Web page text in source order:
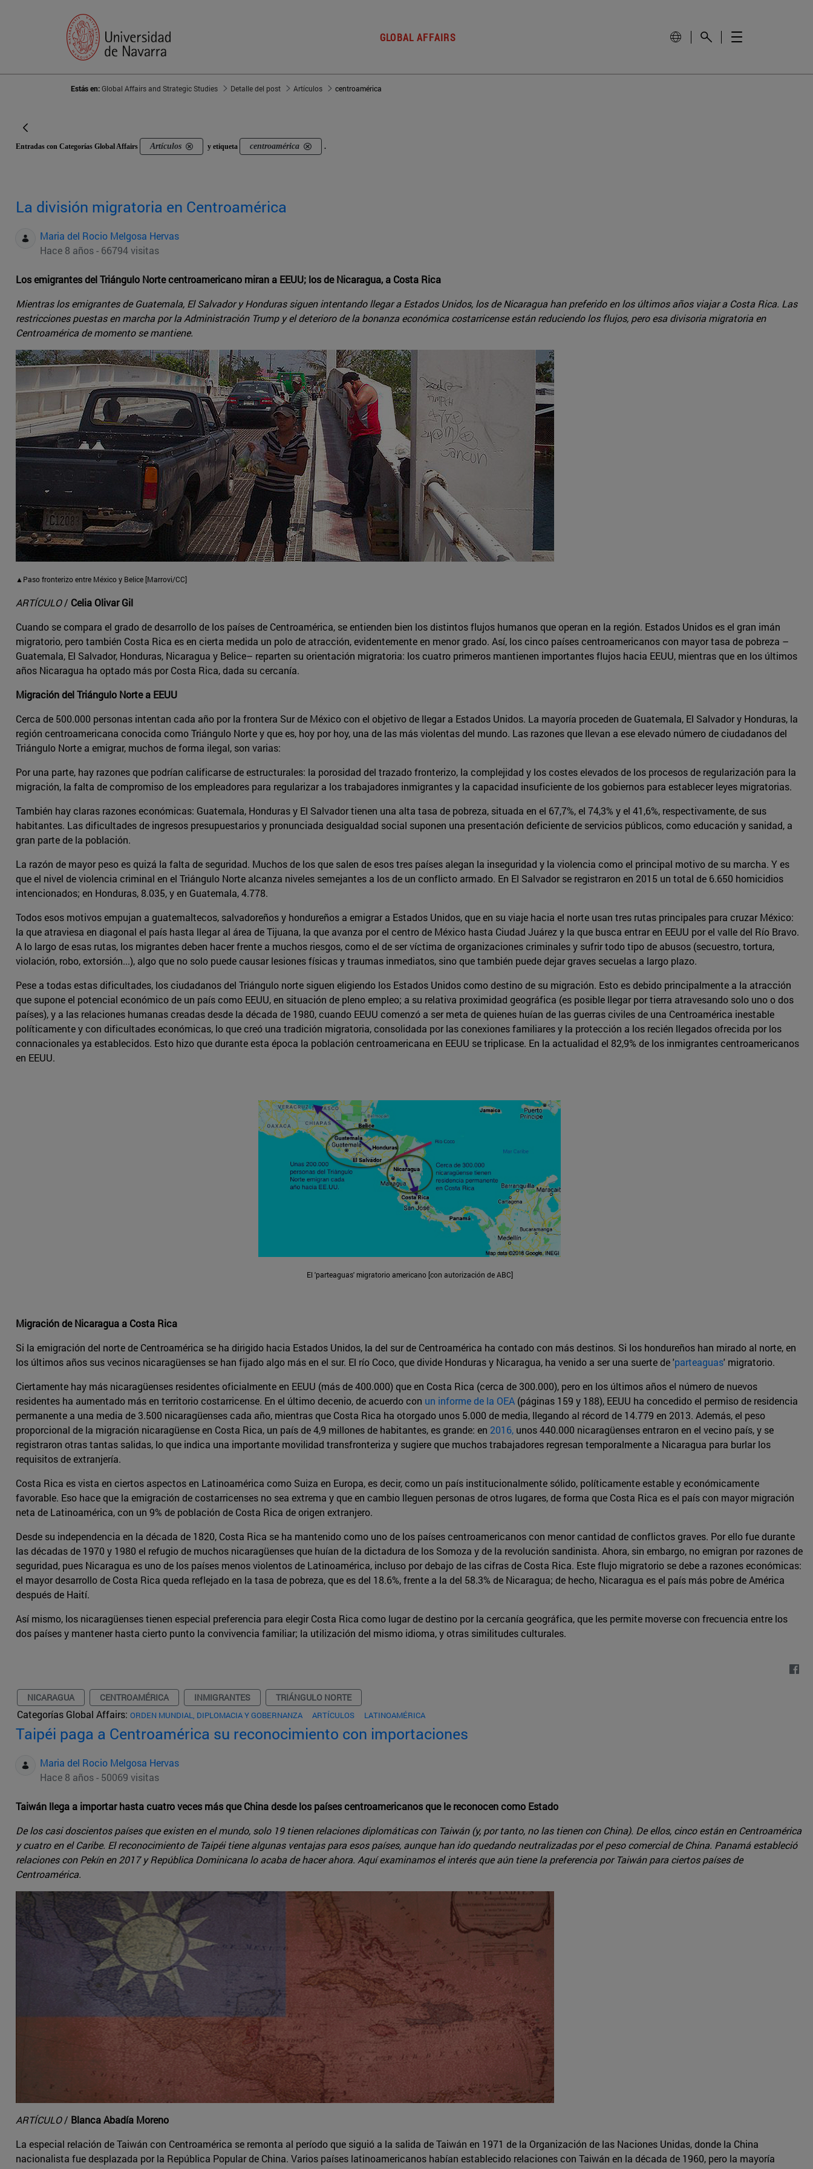
GLOBAL AFFAIRS
Estás en:Global Affairs and Strategic Studies Detalle del post Artículos centroamérica
Entradas con Categorías Global Affairs Artículos y etiqueta centroamérica .
La división migratoria en Centroamérica
Maria del Rocio Melgosa Hervas
Hace 8 años - 66794 visitas
Los emigrantes del Triángulo Norte centroamericano miran a EEUU; los de Nicaragua, a Costa Rica
Mientras los emigrantes de Guatemala, El Salvador y Honduras siguen intentando llegar a Estados Unidos, los de Nicaragua han preferido en los últimos años viajar a Costa Rica. Las
restricciones puestas en marcha por la Administración Trump y el deterioro de la bonanza económica costarricense están reduciendo los flujos, pero esa divisoria migratoria en
Centroamérica de momento se mantiene.
▲Paso fronterizo entre México y Belice [Marrovi/CC]
ARTÍCULO/ Celia Olivar Gil
Cuando se compara el grado de desarrollo de los países de Centroamérica, se entienden bien los distintos flujos humanos que operan en la región. Estados Unidos es el gran imán
migratorio, pero también Costa Rica es en cierta medida un polo de atracción, evidentemente en menor grado. Así, los cinco países centroamericanos con mayor tasa de pobreza ­–
Guatemala, El Salvador, Honduras, Nicaragua y Belice– reparten su orientación migratoria: los cuatro primeros mantienen importantes flujos hacia EEUU, mientras que en los últimos
años Nicaragua ha optado más por Costa Rica, dada su cercanía.
Migración del Triángulo Norte a EEUU
Cerca de 500.000 personas intentan cada año por la frontera Sur de México con el objetivo de llegar a Estados Unidos. La mayoría proceden de Guatemala, El Salvador y Honduras, la
región centroamericana conocida como Triángulo Norte y que es, hoy por hoy, una de las más violentas del mundo. Las razones que llevan a ese elevado número de ciudadanos del
Triángulo Norte a emigrar, muchos de forma ilegal, son varias:
Por una parte, hay razones que podrían calificarse de estructurales: la porosidad del trazado fronterizo, la complejidad y los costes elevados de los procesos de regularización para la
migración, la falta de compromiso de los empleadores para regularizar a los trabajadores inmigrantes y la capacidad insuficiente de los gobiernos para establecer leyes migratorias.
También hay claras razones económicas: Guatemala, Honduras y El Salvador tienen una alta tasa de pobreza, situada en el 67,7%, el 74,3% y el 41,6%, respectivamente, de sus
habitantes. Las dificultades de ingresos presupuestarios y pronunciada desigualdad social suponen una presentación deficiente de servicios públicos, como educación y sanidad, a
gran parte de la población.
La razón de mayor peso es quizá la falta de seguridad. Muchos de los que salen de esos tres países alegan la inseguridad y la violencia como el principal motivo de su marcha. Y es
que el nivel de violencia criminal en el Triángulo Norte alcanza niveles semejantes a los de un conflicto armado. En El Salvador se registraron en 2015 un total de 6.650 homicidios
intencionados; en Honduras, 8.035, y en Guatemala, 4.778.
Todos esos motivos empujan a guatemaltecos, salvadoreños y hondureños a emigrar a Estados Unidos, que en su viaje hacia el norte usan tres rutas principales para cruzar México:
la que atraviesa en diagonal el país hasta llegar al área de Tijuana, la que avanza por el centro de México hasta Ciudad Juárez y la que busca entrar en EEUU por el valle del Río Bravo.
A lo largo de esas rutas, los migrantes deben hacer frente a muchos riesgos, como el de ser víctima de organizaciones criminales y sufrir todo tipo de abusos (secuestro, tortura,
violación, robo, extorsión...), algo que no solo puede causar lesiones físicas y traumas inmediatos, sino que también puede dejar graves secuelas a largo plazo.
Pese a todas estas dificultades, los ciudadanos del Triángulo norte siguen eligiendo los Estados Unidos como destino de su migración. Esto es debido principalmente a la atracción
que supone el potencial económico de un país como EEUU, en situación de pleno empleo; a su relativa proximidad geográfica (es posible llegar por tierra atravesando solo uno o dos
países), y a las relaciones humanas creadas desde la década de 1980, cuando EEUU comenzó a ser meta de quienes huían de las guerras civiles de una Centroamérica inestable
políticamente y con dificultades económicas, lo que creó una tradición migratoria, consolidada por las conexiones familiares y la protección a los recién llegados ofrecida por los
connacionales ya establecidos. Esto hizo que durante esta época la población centroamericana en EEUU se triplicase. En la actualidad el 82,9% de los inmigrantes centroamericanos
en EEUU.
El 'parteaguas' migratorio americano [con autorización de ABC]
Migración de Nicaragua a Costa Rica
Si la emigración del norte de Centroamérica se ha dirigido hacia Estados Unidos, la del sur de Centroamérica ha contado con más destinos. Si los hondureños han mirado al norte, en
los últimos años sus vecinos nicaragüenses se han fijado algo más en el sur. El río Coco, que divide Honduras y Nicaragua, ha venido a ser una suerte de 'parteaguas' migratorio.
Ciertamente hay más nicaragüenses residentes oficialmente en EEUU (más de 400.000) que en Costa Rica (cerca de 300.000), pero en los últimos años el número de nuevos
residentes ha aumentado más en territorio costarricense. En el último decenio, de acuerdo con un informe de la OEA (páginas 159 y 188), EEUU ha concedido el permiso de residencia
permanente a una media de 3.500 nicaragüenses cada año, mientras que Costa Rica ha otorgado unos 5.000 de media, llegando al récord de 14.779 en 2013. Además, el peso
proporcional de la migración nicaragüense en Costa Rica, un país de 4,9 millones de habitantes, es grande: en 2016, unos 440.000 nicaragüenses entraron en el vecino país, y se
registraron otras tantas salidas, lo que indica una importante movilidad transfronteriza y sugiere que muchos trabajadores regresan temporalmente a Nicaragua para burlar los
requisitos de extranjería.
Costa Rica es vista en ciertos aspectos en Latinoamérica como Suiza en Europa, es decir, como un país institucionalmente sólido, políticamente estable y económicamente
favorable. Eso hace que la emigración de costarricenses no sea extrema y que en cambio lleguen personas de otros lugares, de forma que Costa Rica es el país con mayor migración
neta de Latinoamérica, con un 9% de población de Costa Rica de origen extranjero.
Desde su independencia en la década de 1820, Costa Rica se ha mantenido como uno de los países centroamericanos con menor cantidad de conflictos graves. Por ello fue durante
las décadas de 1970 y 1980 el refugio de muchos nicaragüenses que huían de la dictadura de los Somoza y de la revolución sandinista. Ahora, sin embargo, no emigran por razones de
seguridad, pues Nicaragua es uno de los países menos violentos de Latinoamérica, incluso por debajo de las cifras de Costa Rica. Este flujo migratorio se debe a razones económicas:
el mayor desarrollo de Costa Rica queda reflejado en la tasa de pobreza, que es del 18.6%, frente a la del 58.3% de Nicaragua; de hecho, Nicaragua es el país más pobre de América
después de Haití.
Así mismo, los nicaragüenses tienen especial preferencia para elegir Costa Rica como lugar de destino por la cercanía geográfica, que les permite moverse con frecuencia entre los
dos países y mantener hasta cierto punto la convivencia familiar; la utilización del mismo idioma, y otras similitudes culturales.
NICARAGUA CENTROAMÉRICA INMIGRANTES TRIÁNGULO NORTE
Categorías Global Affairs: ORDEN MUNDIAL, DIPLOMACIA Y GOBERNANZA ARTÍCULOS LATINOAMÉRICA
Taipéi paga a Centroamérica su reconocimiento con importaciones
Maria del Rocio Melgosa Hervas
Hace 8 años - 50069 visitas
Taiwán llega a importar hasta cuatro veces más que China desde los países centroamericanos que le reconocen como Estado
De los casi doscientos países que existen en el mundo, solo 19 tienen relaciones diplomáticas con Taiwán (y, por tanto, no las tienen con China). De ellos, cinco están en Centroamérica
y cuatro en el Caribe. El reconocimiento de Taipéi tiene algunas ventajas para esos países, aunque han ido quedando neutralizadas por el peso comercial de China. Panamá estableció
relaciones con Pekín en 2017 y República Dominicana lo acaba de hacer ahora. Aquí examinamos el interés que aún tiene la preferencia por Taiwán para ciertos países de
Centroamérica.
ARTÍCULO/ Blanca Abadía Moreno
La especial relación de Taiwán con Centroamérica se remonta al período que siguió a la salida de Taiwán en 1971 de la Organización de las Naciones Unidas, donde la China
nacionalista fue desplazada por la República Popular de China. Varios países latinoamericanos habían establecido relaciones con Taiwán en la década de 1960, pero la mayoría